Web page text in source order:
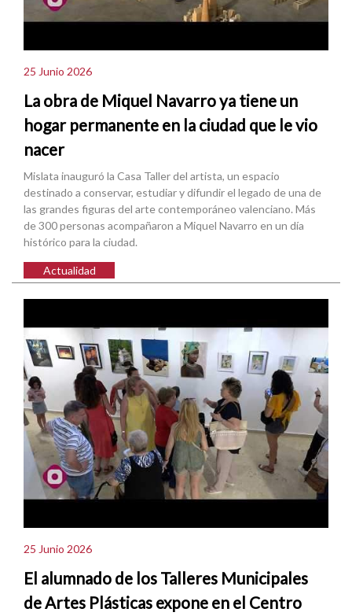
25 Junio 2026
La obra de Miquel Navarro ya tiene un
hogar permanente en la ciudad que le vio
nacer
Mislata inauguró la Casa Taller del artista, un espacio
destinado a conservar, estudiar y difundir el legado de una de
las grandes figuras del arte contemporáneo valenciano. Más
de 300 personas acompañaron a Miquel Navarro en un día
histórico para la ciudad.
Actualidad
25 Junio 2026
El alumnado de los Talleres Municipales
de Artes Plásticas expone en el Centro